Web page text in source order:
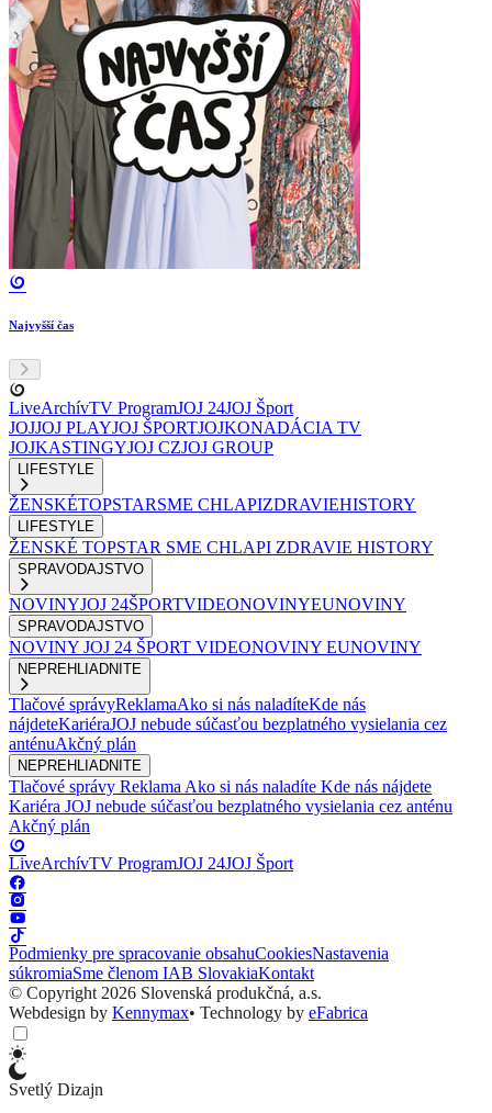
Najvyšší čas
LiveArchívTV ProgramJOJ 24JOJ Šport
JOJJOJ PLAYJOJ ŠPORTJOJKONADÁCIA TV
JOJKASTINGYJOJ CZJOJ GROUP
LIFESTYLE
ŽENSKÉTOPSTARSME CHLAPIZDRAVIEHISTORY
LIFESTYLE
ŽENSKÉ TOPSTAR SME CHLAPI ZDRAVIE HISTORY
SPRAVODAJSTVO
NOVINYJOJ 24ŠPORTVIDEONOVINYEUNOVINY
SPRAVODAJSTVO
NOVINY JOJ 24 ŠPORT VIDEONOVINY EUNOVINY
NEPREHLIADNITE
Tlačové správyReklamaAko si nás naladíteKde nás
nájdeteKariéraJOJ nebude súčasťou bezplatného vysielania cez
anténuAkčný plán
NEPREHLIADNITE
Tlačové správy Reklama Ako si nás naladíte Kde nás nájdete
Kariéra JOJ nebude súčasťou bezplatného vysielania cez anténu
Akčný plán
LiveArchívTV ProgramJOJ 24JOJ Šport
Podmienky pre spracovanie obsahuCookiesNastavenia
súkromiaSme členom IAB SlovakiaKontakt
© Copyright 2026 Slovenská produkčná, a.s.
Webdesign by Kennymax• Technology by eFabrica
Svetlý Dizajn